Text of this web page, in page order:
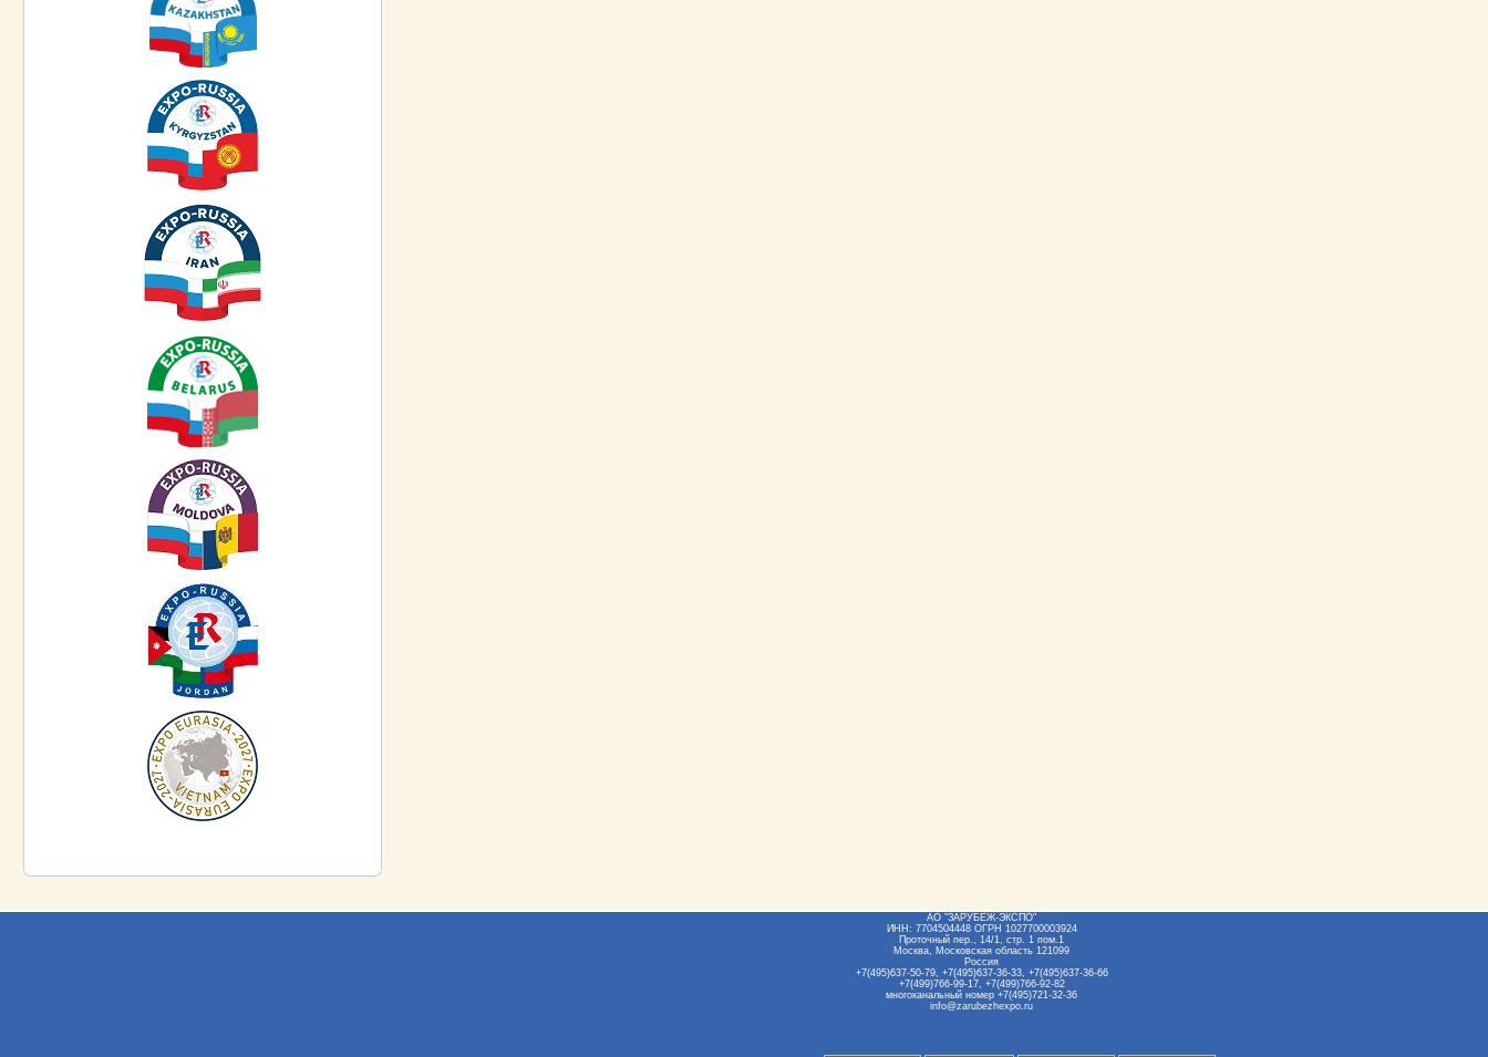
АО "ЗАРУБЕЖ-ЭКСПО"
ИНН: 7704504448 ОГРН 1027700003924
Проточный пер., 14/1, стр. 1 пом.1
Москва, Московская область 121099
Россия
+7(495)637-50-79, +7(495)637-36-33, +7(495)637-36-66
+7(499)766-99-17, +7(499)766-92-82
многоканальный номер +7(495)721-32-36
info@zarubezhexpo.ru